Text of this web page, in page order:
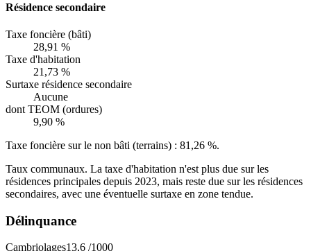
Résidence secondaire
Taxe foncière (bâti)
28,91 %
Taxe d'habitation
21,73 %
Surtaxe résidence secondaire
Aucune
dont TEOM (ordures)
9,90 %
Taxe foncière sur le non bâti (terrains) : 81,26 %.
Taux communaux. La taxe d'habitation n'est plus due sur les
résidences principales depuis 2023, mais reste due sur les résidences
secondaires, avec une éventuelle surtaxe en zone tendue.
Délinquance
Cambriolages13,6 /1000